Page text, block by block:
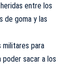
entre los
de goma y las
para
sacar a los